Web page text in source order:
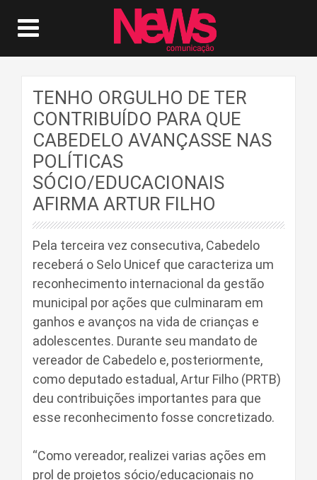
TENHO ORGULHO DE TER
CONTRIBUÍDO PARA QUE
CABEDELO AVANÇASSE NAS
POLÍTICAS
SÓCIO/EDUCACIONAIS
AFIRMA ARTUR FILHO
Pela terceira vez consecutiva, Cabedelo
receberá o Selo Unicef que caracteriza um
reconhecimento internacional da gestão
municipal por ações que culminaram em
ganhos e avanços na vida de crianças e
adolescentes. Durante seu mandato de
vereador de Cabedelo e, posteriormente,
como deputado estadual, Artur Filho (PRTB)
deu contribuições importantes para que
esse reconhecimento fosse concretizado.
“Como vereador, realizei varias ações em
prol de projetos sócio/educacionais no